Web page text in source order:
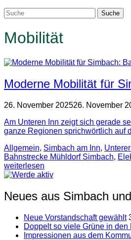
Mobilität
Moderne Mobilität für
26. November 202526. November
Am Unteren Inn zeigt sich gerade
ganze Regionen sprichwörtlich auf
Allgemein, Simbach am Inn,
Bahnstrecke Mühldorf Simbach,
weiterlesen
Neues aus Simbach
Neue Vorstandschaft gewählt
Doppelt so viele Grüne in
Impressionen aus dem